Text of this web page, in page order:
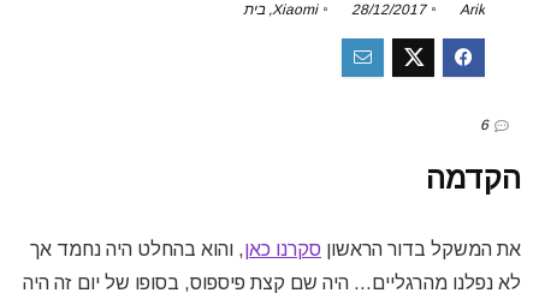
Arik
28/12/2017
Xiaomi
,בית
6
הקדמה
את המשקל בדור הראשון סקרנו כאן, והוא בהחלט היה נחמד אך
לא נפלנו מהרגליים… היה שם קצת פיספוס, בסופו של יום זה היה